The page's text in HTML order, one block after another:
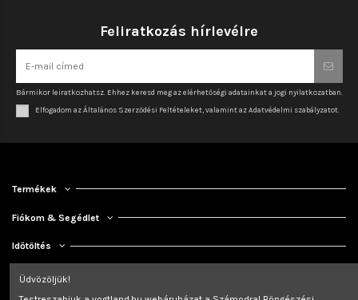
Feliratkozás hírlevélre
Bármikor leiratkozhatsz. Ehhez keresd meg az elérhetőségi adatainkat a jogi nyilatkozatban.
Elfogadom az Általános Szerződési Feltételeket, valamint az Adatvédelmi szabályzatot.
Termékek
Fiókom & Segédlet
Időtöltés
Kapcsolat
Üdvözöljük!